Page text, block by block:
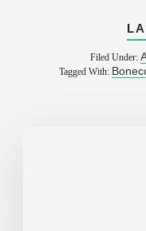
Filed Under:
Tagged With: